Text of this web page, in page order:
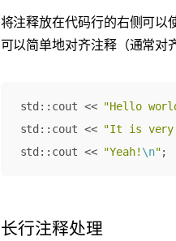
将注释放在代码行的右侧可以
可以简单地对齐注释（通常对
std :: cout << "Hello
std :: cout << "It is very
std :: cout << "Yeah! \n";
长行注释处理